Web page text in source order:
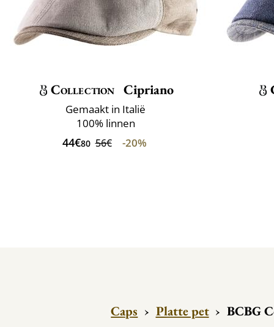
Collection Cipriano
Gemaakt in Italië
100% linnen
44€80 56€ -20%
Caps › Platte pet › BCBG